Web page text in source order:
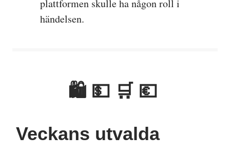
plattformen skulle ha någon roll i
händelsen.
🛍 💵 🛒 💶
Veckans utvalda